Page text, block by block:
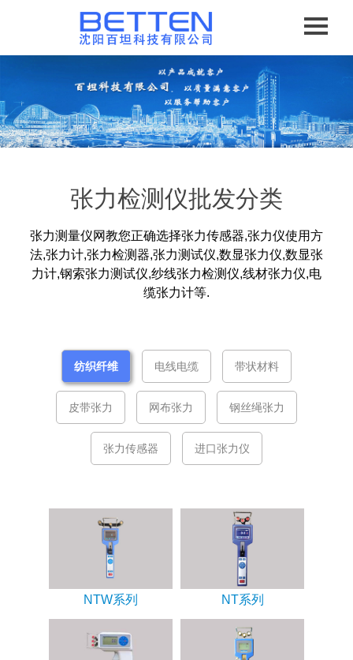
张力检测仪批发分类
张力测量仪网教您正确选择张力传感器,张力仪使用方
法,张力计,张力检测器,张力测试仪,数显张力仪,数显张
力计,钢索张力测试仪,纱线张力检测仪,线材张力仪,电
缆张力计等.
纺织纤维 电线电缆 带状材料
皮带张力 网布张力 钢丝绳张力
张力传感器 进口张力仪
NTW系列 NT系列